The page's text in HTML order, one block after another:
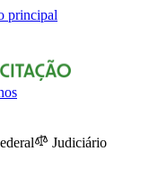
principal
Judiciário